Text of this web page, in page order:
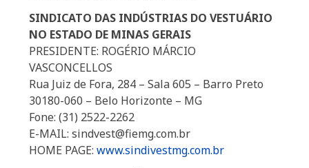
SINDICATO DAS INDÚSTRIAS DO VESTUÁRIO
NO ESTADO DE MINAS GERAIS
PRESIDENTE: ROGÉRIO MÁRCIO
VASCONCELLOS
Rua Juiz de Fora, 284 – Sala 605 – Barro Preto
30180-060 – Belo Horizonte – MG
Fone: (31) 2522-2262
E-MAIL: sindvest@fiemg.com.br
HOME PAGE:www.sindivestmg.com.br